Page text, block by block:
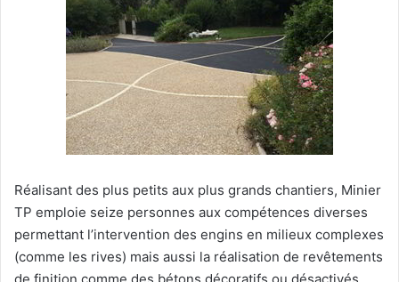
Réalisant des plus petits aux plus grands chantiers, Minier
TP emploie seize personnes aux compétences diverses
permettant l’intervention des engins en milieux complexes
(comme les rives) mais aussi la réalisation de revêtements